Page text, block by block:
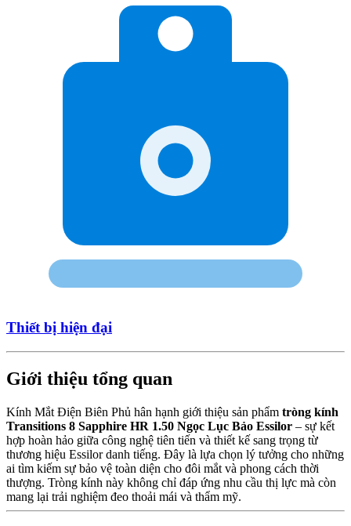
Thiết bị hiện đại
Giới thiệu tổng quan
Kính Mắt Điện Biên Phủ hân hạnh giới thiệu sản phẩm tròng kính
Transitions 8 Sapphire HR 1.50 Ngọc Lục Bảo Essilor – sự kết
hợp hoàn hảo giữa công nghệ tiên tiến và thiết kế sang trọng từ
thương hiệu Essilor danh tiếng. Đây là lựa chọn lý tưởng cho những
ai tìm kiếm sự bảo vệ toàn diện cho đôi mắt và phong cách thời
thượng. Tròng kính này không chỉ đáp ứng nhu cầu thị lực mà còn
mang lại trải nghiệm đeo thoải mái và thẩm mỹ.